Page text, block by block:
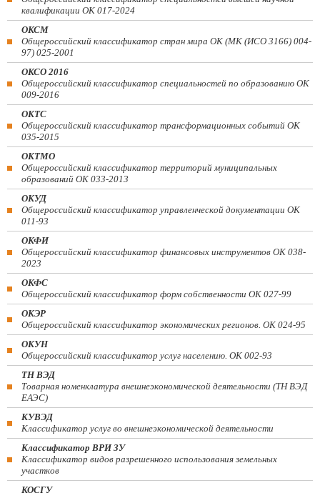
квалификации ОК 017-2024
ОКСМ
Общероссийский классификатор стран мира ОК (МК (ИСО 3166) 004-
97) 025-2001
ОКСО 2016
Общероссийский классификатор специальностей по образованию ОК
009-2016
ОКТС
Общероссийский классификатор трансформационных событий ОК
035-2015
ОКТМО
Общероссийский классификатор территорий муниципальных
образований ОК 033-2013
ОКУД
Общероссийский классификатор управленческой документации ОК
011-93
ОКФИ
Общероссийский классификатор финансовых инструментов OK 038-
2023
ОКФС
Общероссийский классификатор форм собственности ОК 027-99
ОКЭР
Общероссийский классификатор экономических регионов. ОК 024-95
ОКУН
Общероссийский классификатор услуг населению. ОК 002-93
ТН ВЭД
Товарная номенклатура внешнеэкономической деятельности (ТН ВЭД
ЕАЭС)
КУВЭД
Классификатор услуг во внешнеэкономической деятельности
Классификатор ВРИ ЗУ
Классификатор видов разрешенного использования земельных
участков
КОСГУ